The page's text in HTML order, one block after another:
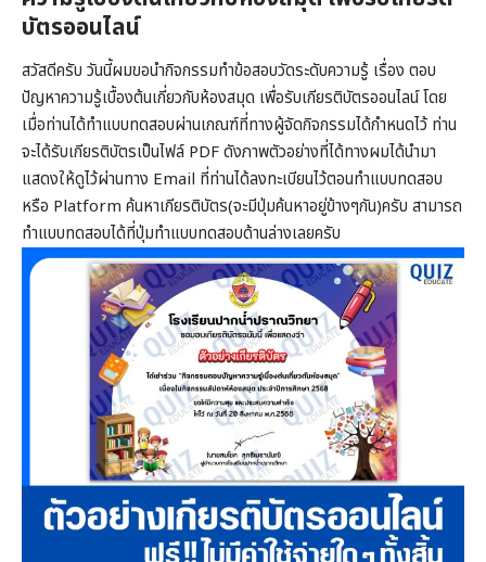
บัตรออนไลน์
สวัสดีครับ วันนี้ผมขอนำกิจกรรมทำข้อสอบวัดระดับความรู้ เรื่อง ตอบ
ปัญหาความรู้เบื้องต้นเกี่ยวกับห้องสมุด เพื่อรับเกียรติบัตรออนไลน์ โดย
เมื่อท่านได้ทำแบบทดสอบผ่านเกณฑ์ที่ทางผู้จัดกิจกรรมได้กำหนดไว้ ท่าน
จะได้รับเกียรติบัตรเป็นไฟล์ PDF ดังภาพตัวอย่างที่ได้ทางผมได้นำมา
แสดงให้ดูไว้ผ่านทาง Email ที่ท่านได้ลงทะเบียนไว้ตอนทำแบบทดสอบ
หรือ Platform ค้นหาเกียรติบัตร(จะมีปุ่มค้นหาอยู่ข้างๆกัน)ครับ สามารถ
ทำแบบทดสอบได้ที่ปุ่มทำแบบทดสอบด้านล่างเลยครับ